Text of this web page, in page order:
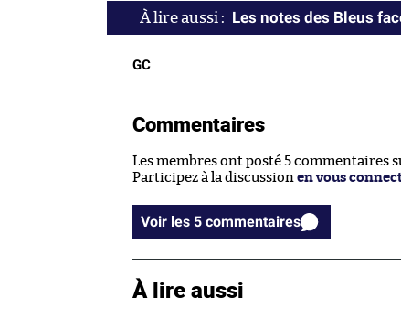
Les notes des Bleus
GC
Commentaires
Les membres ont posté 5 commentaires
Participez à la discussion en vous
Voir les 5 commentaires
À lire aussi